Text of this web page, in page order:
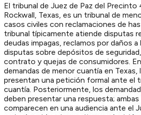
El tribunal de Juez de Paz del Precinto
Rockwall, Texas, es un tribunal de
casos civiles con reclamaciones de
tribunal típicamente atiende disputas
deudas impagas, reclamos por daños a
disputas sobre depósitos de
contrato y quejas de consumidores.
demandas de menor cuantía en Texas,
presentan una petición formal ante el
cuantía. Posteriormente, los
deben presentar una respuesta;
comparecen en una audiencia ante el